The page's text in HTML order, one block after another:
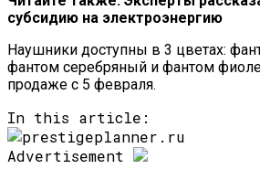
субсидию на электроэнергию
Наушники доступны в 3 цветах:
фантом серебряный и фантом
продаже с 5 февраля.
In this article:
Advertisement